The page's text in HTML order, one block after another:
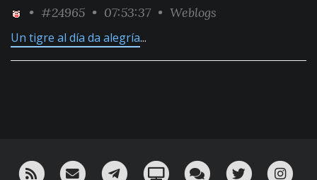
• #24965 • 07:53:37 • Weblogs
Un tigre al día da alegría...
RSS ¡Mándame un email!¡Nuestro canal en Telegram!
Oink! TV Charla con nosotros
Twitter